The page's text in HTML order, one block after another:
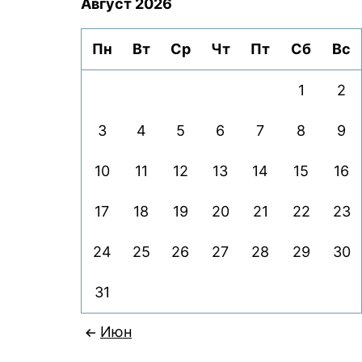
Август 2026
Пн Вт Ср Чт Пт Сб Вс
1 2
3 4 5 6 7 8 9
10 11 12 13 14 15 16
17 18 19 20 21 22 23
24 25 26 27 28 29 30
31
Июн